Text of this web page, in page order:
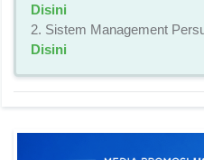
Disini
2. Sistem Management
Disini